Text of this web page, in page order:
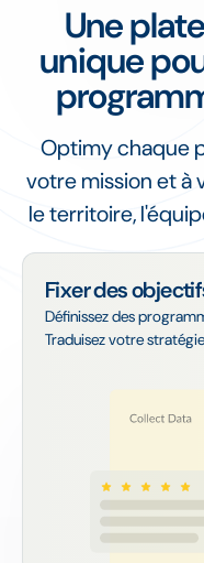
Une
unique
Optimy chaque
votre mission et à
le territoire,
Fixer des
Définissez des
Traduisez votre